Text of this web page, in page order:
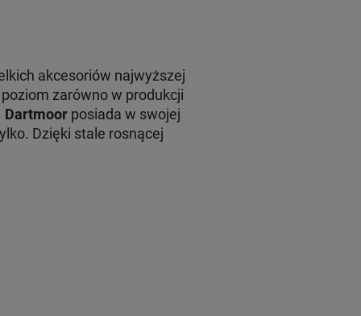
akcesoriów najwyższej
zarówno w produkcji
Dartmoorposiada w swojej
Dzięki stale rosnącej